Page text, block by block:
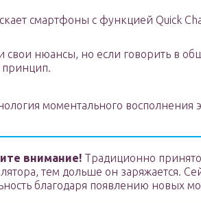
смартфоны с функцией Quick
свои нюансы, но если говорить в
принцип.
моментального восполнения
внимание! Традиционно
тем дольше он заряжается.
благодаря появлению новых